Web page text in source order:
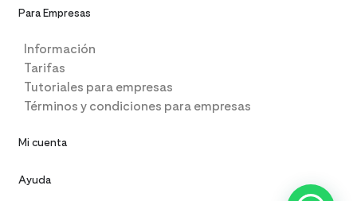
Para Empresas
Información
Tarifas
Tutoriales para empresas
Términos y condiciones para empresas
Mi cuenta
Ayuda